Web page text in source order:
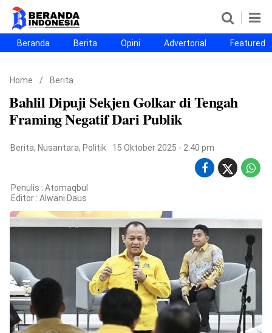
Beranda
Berita
Opini
Advertorial
Featured
Beranda25
SEGMEN
Nusantara
Jabodetabek
Sulselbar
Kota Makassar
Copyright
2026
Beranda
Indonesia
.
All
Right
Reserved
Beranda Berita Opini Advertorial Featured
Home / Berita
Bahlil Dipuji Sekjen Golkar di Tengah
Framing Negatif Dari Publik
Berita, Nusantara, Politik 15 Oktober 2025 - 2:40 pm
Penulis : Atomaqbul
Editor : Alwani Daus